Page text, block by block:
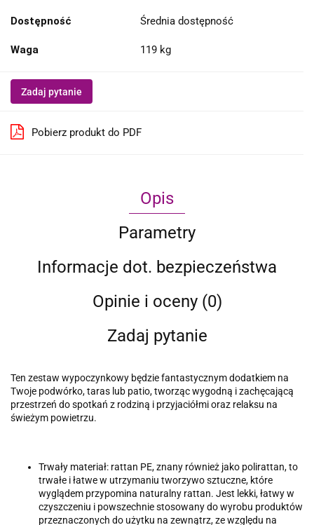
Dostępność Średnia dostępność
Waga 119 kg
Zadaj pytanie
Pobierz produkt do PDF
Opis
Parametry
Informacje dot. bezpieczeństwa
Opinie i oceny (0)
Zadaj pytanie
Ten zestaw wypoczynkowy będzie fantastycznym dodatkiem na
Twoje podwórko, taras lub patio, tworząc wygodną i zachęcającą
przestrzeń do spotkań z rodziną i przyjaciółmi oraz relaksu na
świeżym powietrzu.
Trwały materiał: rattan PE, znany również jako polirattan, to
trwałe i łatwe w utrzymaniu tworzywo sztuczne, które
wyglądem przypomina naturalny rattan. Jest lekki, łatwy w
czyszczeniu i powszechnie stosowany do wyrobu produktów
przeznaczonych do użytku na zewnątrz, ze względu na